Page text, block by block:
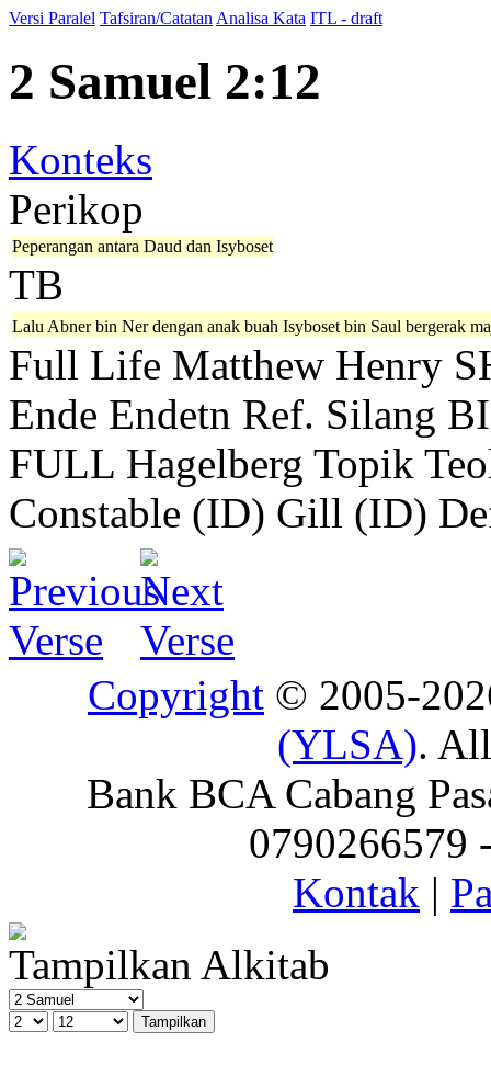
Versi Paralel Tafsiran/Catatan Analisa Kata ITL - draft
2 Samuel 2:12
Konteks
Perikop
Peperangan antara Daud dan Isyboset
TB
Lalu Abner bin Ner dengan anak buah Isyboset bin Saul bergerak
Full Life Matthew Henry
Ende Endetn Ref. Silang
FULL Hagelberg Topik
Constable (ID) Gill (ID)
Copyright © 2005-
(YLSA).
Bank BCA Cabang
0790266579
Kontak |
Tampilkan Alkitab